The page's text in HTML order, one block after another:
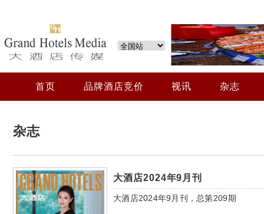
首页 品牌酒店竞价 视讯 杂志
杂志
大酒店2024年9月刊
大酒店2024年9月刊，总第209期